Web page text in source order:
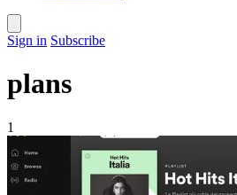
Sign in Subscribe
plans
1